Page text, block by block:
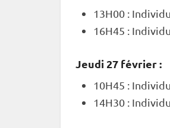
13H00 :
16H45 :
Jeudi 27 février :
10H45 :
14H30 :